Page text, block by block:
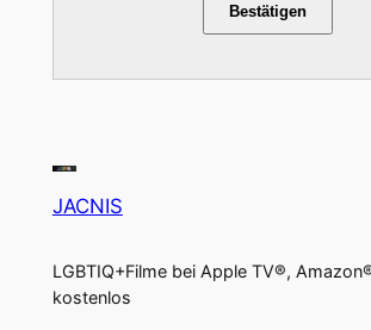
Bestätigen
JACNIS
LGBTIQ+Filme bei Apple TV®,
kostenlos